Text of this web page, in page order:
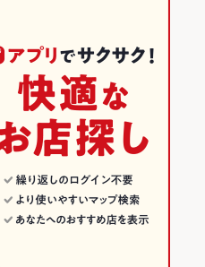
イムはOK。 ベビーチェアはありま
ご遠慮願います。
舗までお問い合わせ下さい
ルメランキング
ジア・エスニック料理ランキ
ンキング